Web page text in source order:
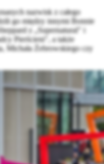
nazwisk z całego
go między innymi Bonnie
z „Supernatural" i
Pierścieni", a także
Michała Żebrowskiego czy